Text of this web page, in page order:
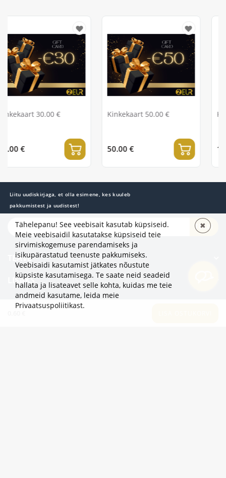
€ Kinkekaart 50.00 €
50.00 €
Kinkekaart 100.00
100.00 €
Liitu uudiskirjaga, et olla esimene, kes kuuleb
pakkumistest ja uudistest!
TELLI
TEAVE
LISAKS
KATEGOORIAD
Tähelepanu! See veebisait kasutab küpsiseid.
Meie veebisaidil kasutatakse küpsiseid teie
sirvimiskogemuse parendamiseks ja
isikupärastatud teenuste pakkumiseks.
Veebisaidi kasutamist jätkates nõustute
küpsiste kasutamisega. Te saate neid seadeid
hallata ja lisateavet selle kohta, kuidas me teie
andmeid kasutame, leida meie
Privaatsuspoliitikast.
✖